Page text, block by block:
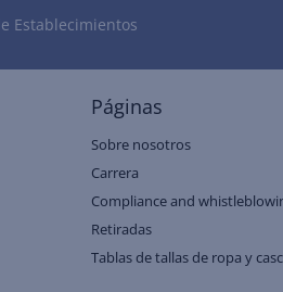
Establecimientos
Páginas
Sobre nosotros
Carrera
Compliance and
Retiradas
Tablas de tallas de ropa y